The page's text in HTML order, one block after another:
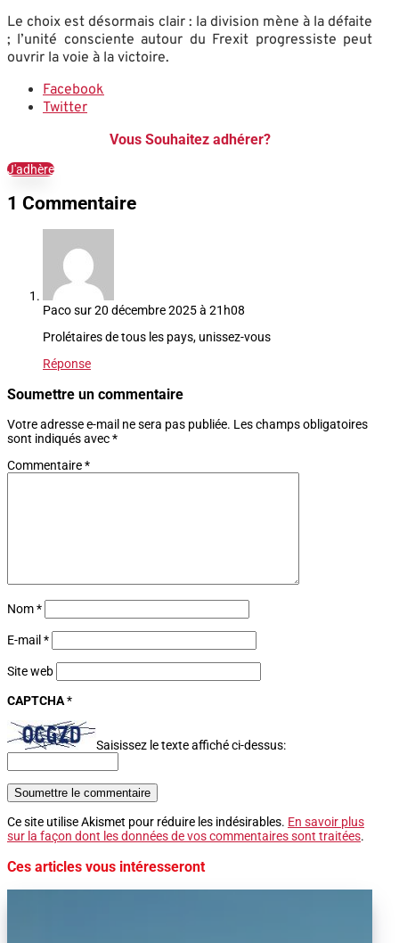
Le choix est désormais clair : la division mène à la défaite
; l’unité consciente autour du Frexit progressiste peut
ouvrir la voie à la victoire.
Facebook
Twitter
Vous Souhaitez adhérer?
J'adhère
1 Commentaire
Pacosur 20 décembre 2025 à 21h08
Prolétaires de tous les pays, unissez-vous
Réponse
Soumettre un commentaire
Votre adresse e-mail ne sera pas publiée. Les champs obligatoires
sont indiqués avec*
Commentaire*
Nom*
E-mail *
Site web
CAPTCHA*
Saisissez le texte affiché ci-dessus:
Soumettre le commentaire
Ce site utilise Akismet pour réduire les indésirables. En savoir plus
sur la façon dont les données de vos commentaires sont traitées.
Ces articles vous intéresseront